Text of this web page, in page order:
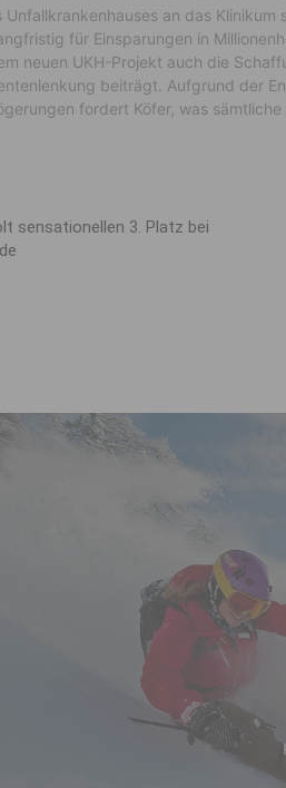
an das Klinikum
für Einsparungen in
neuen UKH-Projekt auch die
beiträgt. Aufgrund der
fordert Köfer, was
sensationellen 3. Platz bei